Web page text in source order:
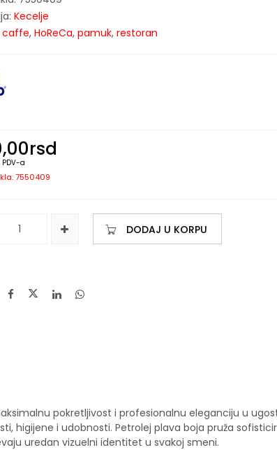
Kecelje
caffe, HoReCa, pamuk, restoran
rsd
a
7550409
DODAJ U KORPU
pokretljivost i profesionalnu eleganciju u
higijene i udobnosti. Petrolej plava boja pruža
uredan vizuelni identitet u svakoj smeni.